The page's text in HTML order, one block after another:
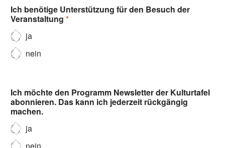
Ich benötige Unterstützung für den Besuch der
Veranstaltung *
ja
nein
Ich möchte den Programm Newsletter der Kulturtafel
abonnieren. Das kann ich jederzeit rückgängig
machen.
ja